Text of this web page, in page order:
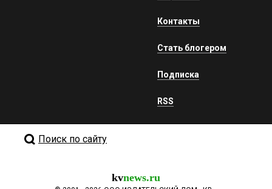
Контакты
Стать блогером
Подписка
RSS
Поиск по сайту
kvnews.ru